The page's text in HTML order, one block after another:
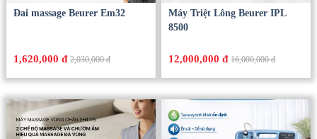
Đai massage Beurer Em32
1,620,000 đ 2,030,000 đ
Máy Triệt Lông Beurer IPL
8500
12,000,000 đ 16,000,000 đ